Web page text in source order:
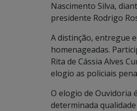
Nascimento Silva,
presidente Rodrigo
A distinção, entregue
homenageadas.
Rita de Cássia Alves
elogio as policiais
O elogio de Ouvidoria
determinada